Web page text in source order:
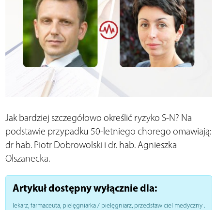
Jak bardziej szczegółowo określić ryzyko S-N? Na
podstawie przypadku 50-letniego chorego omawiają:
dr hab. Piotr Dobrowolski i dr. hab. Agnieszka
Olszanecka.
Artykuł dostępny wyłącznie dla:
lekarz, farmaceuta, pielęgniarka / pielęgniarz, przedstawiciel medyczny.